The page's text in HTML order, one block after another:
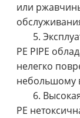
или
5.
PE PIPE
нелегко
небольшому
6.
PE